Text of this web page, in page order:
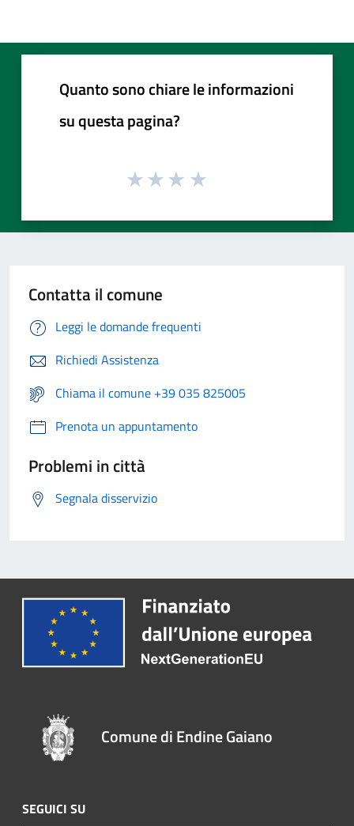
Quanto sono chiare le informazioni
su questa pagina?
Contatta il comune
Leggi le domande frequenti
Richiedi Assistenza
Chiama il comune +39 035 825005
Prenota un appuntamento
Problemi in città
Segnala disservizio
Comune di Endine Gaiano
SEGUICI SU